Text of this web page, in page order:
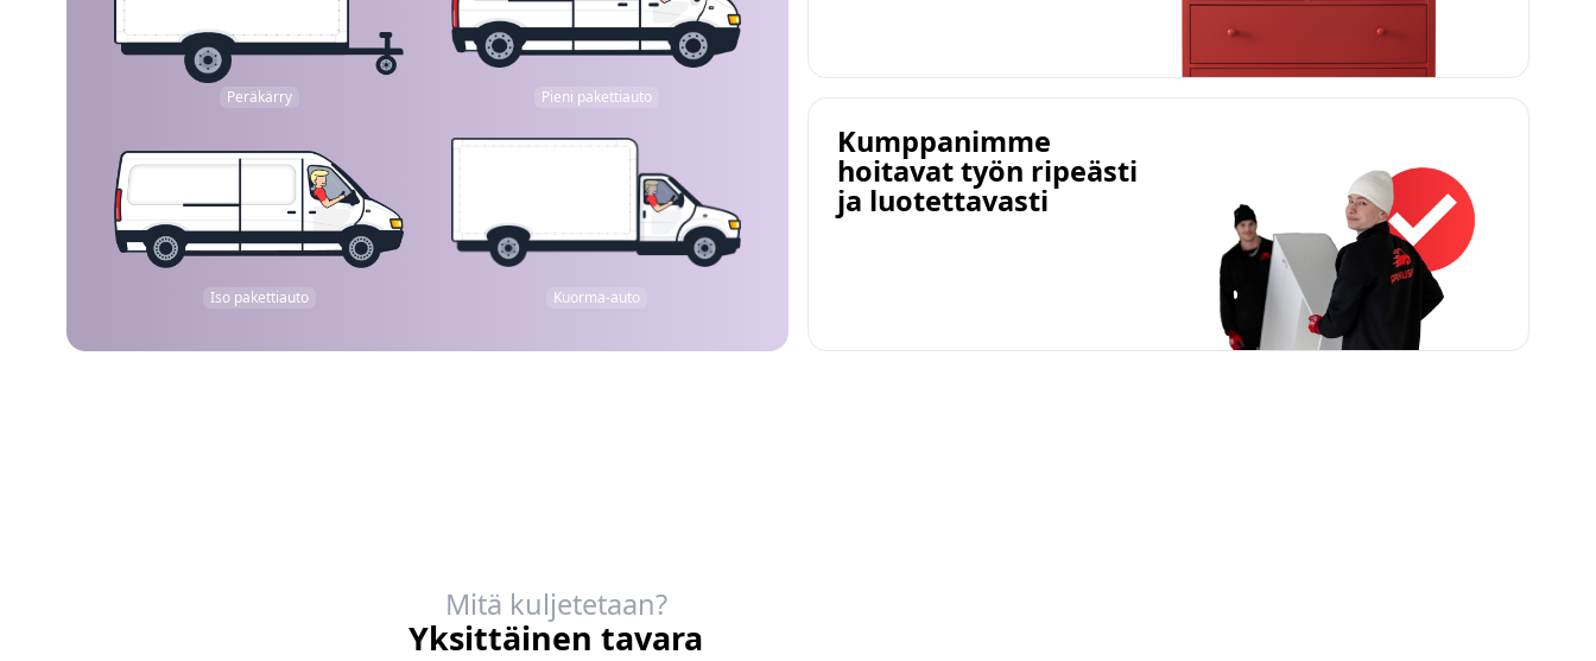
Peräkärry Pieni pakettiauto
Iso pakettiauto Kuorma-auto
Kumppanimme
hoitavat työn ripeästi
ja luotettavasti
Mitä kuljetetaan?
Yksittäinen tavara